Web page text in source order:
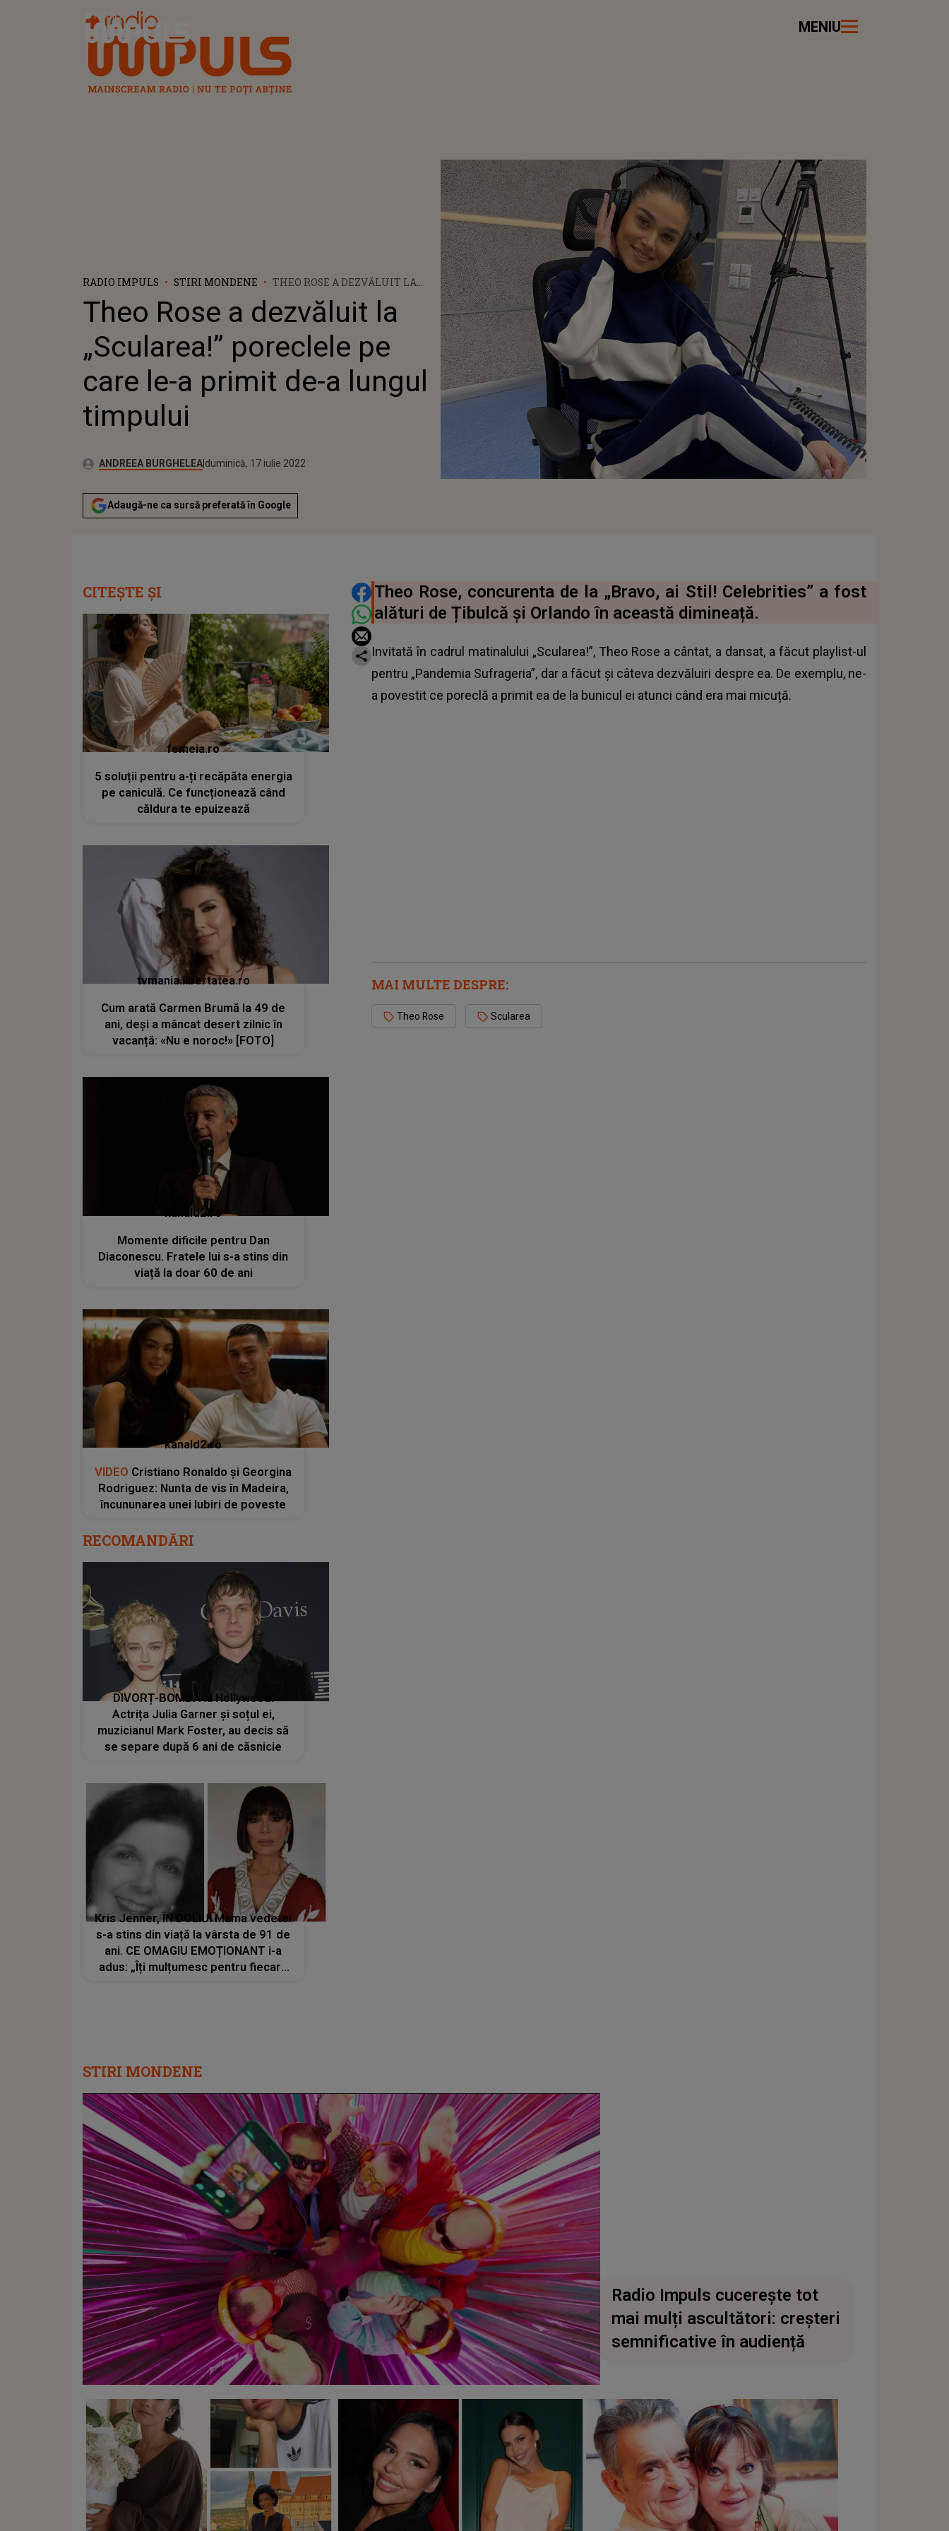
Radio Impuls MENIU
RADIO IMPULS STIRI MONDENE
THEO ROSE A DEZVĂLUIT LA
CARE LE-A PRIMIT DE-A LUNGUL
TIMPULUI
Theo Rose a dezvăluit la
„Scularea!” poreclele pe
care le-a primit de-a lungul
timpului
Autor:ANDREEA BURGHELEAPublicat:
miercuri, 25 noiembrie 2020
Actualizat:
duminică, 17 iulie 2022
Adaugă-ne ca sursă preferată în Google
DISTRIBUIE ARTICOLUL
Theo Rose, concurenta de la „Bravo, ai Stil! Celebrities” a fost
alături de Țibulcă și Orlando în această dimineață.
Invitată în cadrul matinalului „Scularea!”, Theo Rose a cântat, a dansat, a făcut playlist-ul
pentru „Pandemia Sufrageria”, dar a făcut și câteva dezvăluiri despre ea. De exemplu, ne-
a povestit ce poreclă a primit ea de la bunicul ei atunci când era mai micuță.
MAI MULTE DESPRE:
Theo Rose Scularea
CITEȘTE ȘI
femeia.ro
5 soluții pentru a-ți recăpăta energia
pe caniculă. Ce funcționează când
căldura te epuizează
tvmania.libertatea.ro
Cum arată Carmen Brumă la 49 de
ani, deși a mâncat desert zilnic în
vacanță: «Nu e noroc!» [FOTO]
kanald2.ro
Momente dificile pentru Dan
Diaconescu. Fratele lui s-a stins din
viață la doar 60 de ani
kanald2.ro
VIDEO Cristiano Ronaldo și Georgina
Rodriguez: Nunta de vis în Madeira,
încununarea unei Iubiri de poveste
RECOMANDĂRI
DIVORȚ-BOMBĂ la Hollywood!
Actrița Julia Garner și soțul ei,
muzicianul Mark Foster, au decis să
se separe după 6 ani de căsnicie
Kris Jenner, ÎN DOLIU! Mama vedetei
s-a stins din viață la vârsta de 91 de
ani. CE OMAGIU EMOȚIONANT i-a
adus: „Îți mulțumesc pentru fiecare
STIRI MONDENE
Radio Impuls cucerește tot
mai mulți ascultători: creșteri
semnificative în audiență